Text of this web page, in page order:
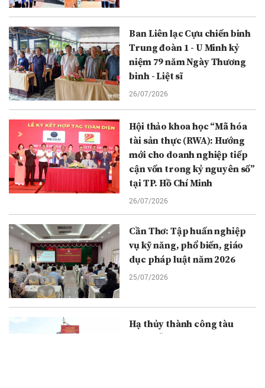
Ban Liên lạc Cựu chiến binh
Trung đoàn 1 - U Minh kỷ
niệm 79 năm Ngày Thương
binh - Liệt sĩ
26/07/2026
Hội thảo khoa học “Mã hóa
tài sản thực (RWA): Hướng
mới cho doanh nghiệp tiếp
cận vốn trong kỷ nguyên số”
tại TP. Hồ Chí Minh
26/07/2026
Cần Thơ: Tập huấn nghiệp
vụ kỹ năng, phổ biến, giáo
dục pháp luật năm 2026
25/07/2026
Hạ thủy thành công tàu